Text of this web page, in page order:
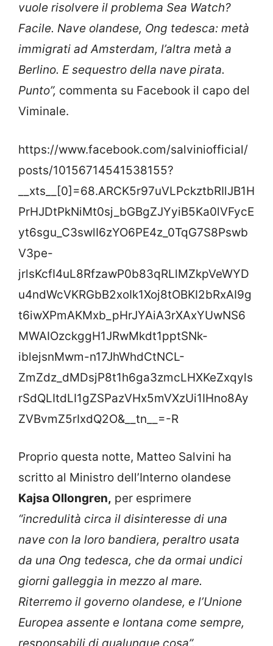
vuole risolvere il problema Sea Watch?
Facile. Nave olandese, Ong tedesca: metà
immigrati ad Amsterdam, l’altra metà a
Berlino. E sequestro della nave pirata.
Punto”, commenta su Facebook il capo del
Viminale.
https://www.facebook.com/salviniofficial/
posts/10156714541538155?
__xts__[0]=68.ARCK5r97uVLPckztbRIlJB1H
PrHJDtPkNiMt0sj_bGBgZJYyiB5Ka0lVFycE
yt6sgu_C3swlI6zYO6PE4z_0TqG7S8Pswb
V3pe-
jrlsKcfI4uL8RfzawP0b83qRLlMZkpVeWYD
u4ndWcVKRGbB2xoIk1Xoj8tOBKI2bRxAI9g
t6iwXPmAKMxb_pHrJYAiA3rXAxYUwNS6
MWAIOzckggH1JRwMkdt1pptSNk-
iblejsnMwm-n17JhWhdCtNCL-
ZmZdz_dMDsjP8t1h6ga3zmcLHXKeZxqyls
rSdQLItdLI1gZSPazVHx5mVXzUi1IHno8Ay
ZVBvmZ5rIxdQ2O&__tn__=-R
Proprio questa notte, Matteo Salvini ha
scritto al Ministro dell’Interno olandese
Kajsa Ollongren, per esprimere
“incredulità circa il disinteresse di una
nave con la loro bandiera, peraltro usata
da una Ong tedesca, che da ormai undici
giorni galleggia in mezzo al mare.
Riterremo il governo olandese, e l’Unione
Europea assente e lontana come sempre,